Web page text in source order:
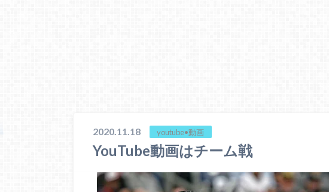
2020.11.18 youtube•動画
YouTube動画はチーム戦